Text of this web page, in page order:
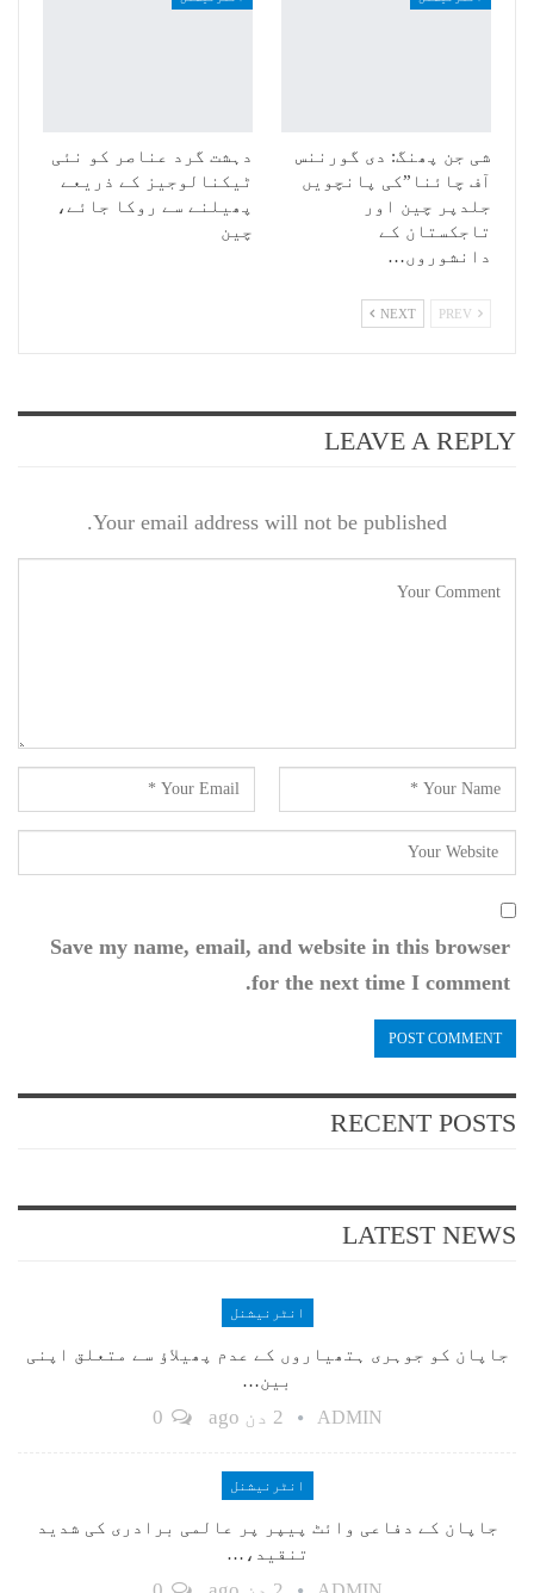
شی جن پھنگ: دی گورننس
آف چائنا”کی پانچویں
جلدپر چین اور
تاجکستان کے
دانشوروں…
دہشت گرد عناصر کو نئی
ٹیکنالوجیز کے ذریعے
پھیلنے سے روکا جائے،
چین
NEXT
LEAVE A REPLY
Your email address will not be published.
Save my name, email, and website in this browser
for the next time I comment.
RECENT POSTS
LATEST NEWS
انٹرنیشنل
جاپان کو جوہری ہتھیاروں کے عدم پھیلاؤ سے متعلق اپنی
بین…
ADMIN 2 دن ago
انٹرنیشنل
جاپان کے دفاعی وائٹ پیپر پر عالمی برادری کی شدید
تنقید،…